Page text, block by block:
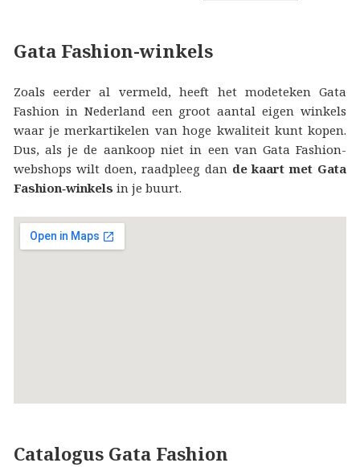
Gata Fashion-winkels
Zoals eerder al vermeld, heeft het modeteken Gata
Fashion in Nederland een groot aantal eigen winkels
waar je merkartikelen van hoge kwaliteit kunt kopen.
Dus, als je de aankoop niet in een van Gata Fashion-
webshops wilt doen, raadpleeg dan de kaart met Gata
Fashion‑winkels in je buurt.
Catalogus Gata Fashion